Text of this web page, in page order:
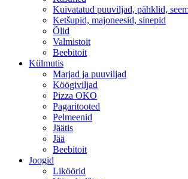
Kuivatatud puuviljad, pähklid,
Ketšupid, majoneesid, sinepid
Õlid
Valmistoit
Beebitoit
Külmutis
Marjad ja puuviljad
Köögiviljad
Pizza OKO
Pagaritooted
Pelmeenid
Jäätis
Jää
Beebitoit
Joogid
Liköörid